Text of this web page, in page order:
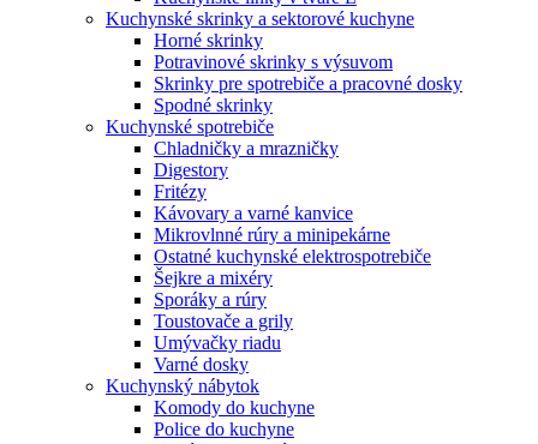
Kuchynské skrinky a sektorové kuchyne
Horné skrinky
Potravinové skrinky s výsuvom
Skrinky pre spotrebiče a pracovné dosky
Spodné skrinky
Kuchynské spotrebiče
Chladničky a mrazničky
Digestory
Fritézy
Kávovary a varné kanvice
Mikrovlnné rúry a minipekárne
Ostatné kuchynské elektrospotrebiče
Šejkre a mixéry
Sporáky a rúry
Toustovače a grily
Umývačky riadu
Varné dosky
Kuchynský nábytok
Komody do kuchyne
Police do kuchyne